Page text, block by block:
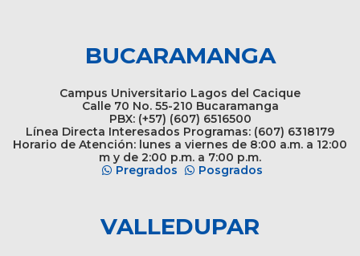
BUCARAMANGA
Campus Universitario Lagos del Cacique
Calle 70 No. 55-210 Bucaramanga
PBX: (+57) (607) 6516500
Línea Directa Interesados Programas: (607) 6318179
Horario de Atención: lunes a viernes de 8:00 a.m. a 12:00
m y de 2:00 p.m. a 7:00 p.m.
Pregrados
Posgrados
VALLEDUPAR